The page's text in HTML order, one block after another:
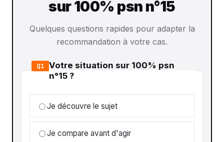
sur 100% psn n°15
Quelques questions rapides pour adapter la
recommandation à votre cas.
Q1 Votre situation sur 100% psn
n°15 ?
Je découvre le sujet
Je compare avant d'agir